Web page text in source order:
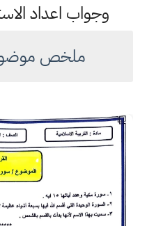
وجواب اعداد
ملخص